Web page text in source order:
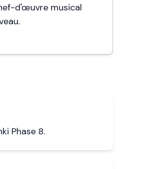
d'œuvre musical
Phase 8.